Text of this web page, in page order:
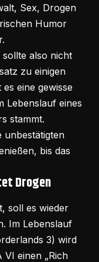
Sex, Drogen
Humor
sollte also nicht
zu einigen
eine gewisse
Lebenslauf eines
stammt.
unbestätigten
bis das
Drogen
soll es wieder
Im Lebenslauf
3) wird
VI einen „Rich